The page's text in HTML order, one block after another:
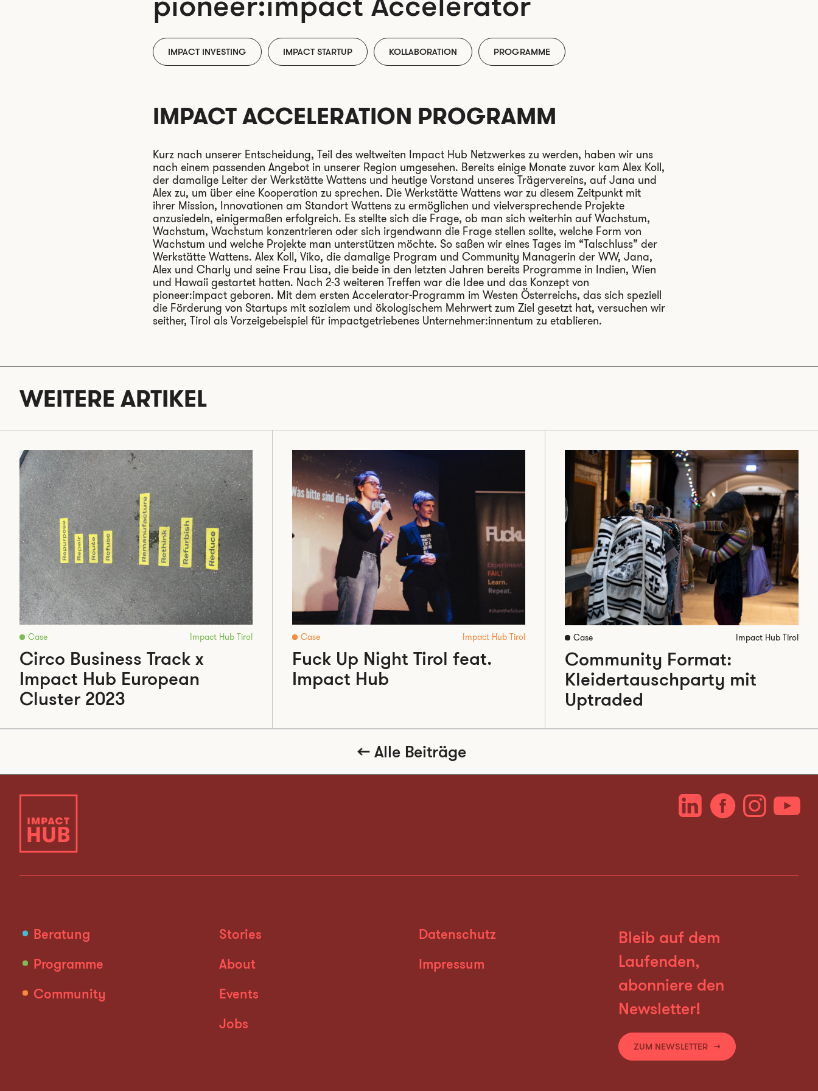
IMPACT INVESTING IMPACT STARTUP KOLLABORATION PROGRAMME
IMPACT ACCELERATION PROGRAMM
Kurz nach unserer Entscheidung, Teil des weltweiten Impact Hub Netzwerkes zu werden, haben wir uns
nach einem passenden Angebot in unserer Region umgesehen. Bereits einige Monate zuvor kam Alex Koll,
der damalige Leiter der Werkstätte Wattens und heutige Vorstand unseres Trägervereins, auf Jana und
Alex zu, um über eine Kooperation zu sprechen. Die Werkstätte Wattens war zu diesem Zeitpunkt mit
ihrer Mission, Innovationen am Standort Wattens zu ermöglichen und vielversprechende Projekte
anzusiedeln, einigermaßen erfolgreich. Es stellte sich die Frage, ob man sich weiterhin auf Wachstum,
Wachstum, Wachstum konzentrieren oder sich irgendwann die Frage stellen sollte, welche Form von
Wachstum und welche Projekte man unterstützen möchte. So saßen wir eines Tages im “Talschluss” der
Werkstätte Wattens. Alex Koll, Viko, die damalige Program und Community Managerin der WW, Jana,
Alex und Charly und seine Frau Lisa, die beide in den letzten Jahren bereits Programme in Indien, Wien
und Hawaii gestartet hatten. Nach 2-3 weiteren Treffen war die Idee und das Konzept von
pioneer:impact geboren. Mit dem ersten Accelerator-Programm im Westen Österreichs, das sich speziell
die Förderung von Startups mit sozialem und ökologischem Mehrwert zum Ziel gesetzt hat, versuchen wir
seither, Tirol als Vorzeigebeispiel für impactgetriebenes Unternehmer:innentum zu etablieren.
WEITERE ARTIKEL
Case Impact Hub Tirol
Circo Business Track x
Impact Hub European
Cluster 2023
Case Impact Hub Tirol
Fuck Up Night Tirol feat.
Impact Hub
Case Impact Hub Tirol
Community Format:
Kleidertauschparty mit
Uptraded
Alle Beiträge
Beratung
Programme
Community
Stories
About
Events
Jobs
Datenschutz
Impressum
Bleib auf dem
Laufenden,
abonniere den
Newsletter!
ZUM NEWSLETTER